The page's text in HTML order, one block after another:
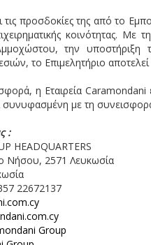
τις προσδοκίες της από το
κοινότητας.
την
το Επιμελητήριο
η Εταιρεία
συνυφασμένη με τη
:
HEADQUARTERS
Νήσου, 2571 Λευκωσία
22672137
Group